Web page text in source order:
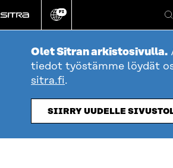
suoraan
sisältöön
Vaihda
kieli
FI
Olet Sitran arkistosivulla.
tiedot työstämme löydät
sitra.fi.
SIIRRY UUDELLE